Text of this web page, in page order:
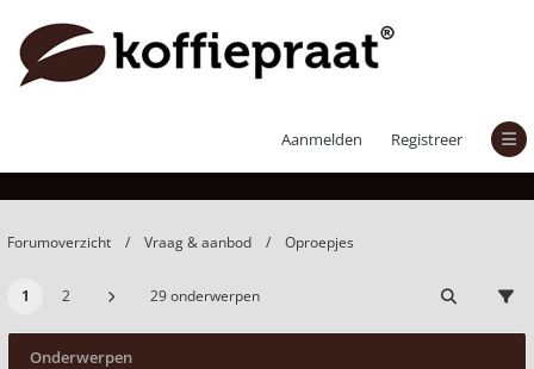
Aanmelden Registreer
Forumoverzicht Vraag & aanbod Oproepjes
1 2 29 onderwerpen
Onderwerpen